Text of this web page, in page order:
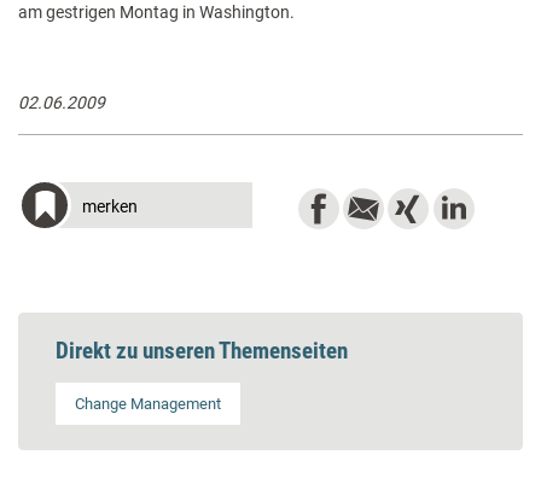
am gestrigen Montag in Washington.
02.06.2009
merken
Direkt zu unseren Themenseiten
Change Management